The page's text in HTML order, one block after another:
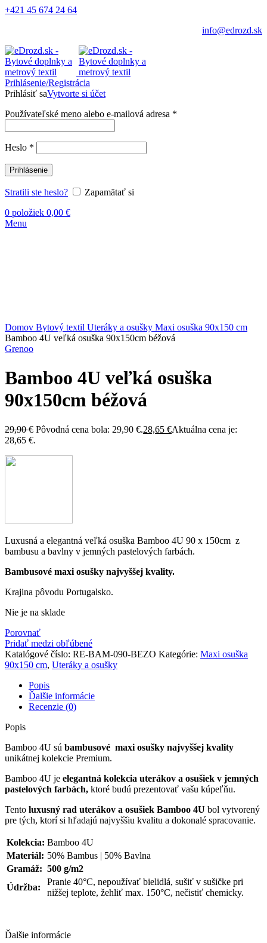
+421 45 674 24 64
info@edrozd.sk
Prihlásenie/Registrácia
Prihlásiť saVytvorte si účet
Používateľské meno alebo e-mailová adresa *
Heslo *
Prihlásenie
Stratili ste heslo?
Zapamätať si
0 položiek 0,00 €
Menu
Domov Bytový textil Uteráky a osušky Maxi osuška 90x150 cm
Bamboo 4U veľká osuška 90x150cm béžová
Grenoo
Bamboo 4U veľká osuška
90x150cm béžová
29,90€ Pôvodná cena bola: 29,90 €.28,65 €Aktuálna cena je:
28,65 €.
Luxusná a elegantná veľká osuška Bamboo 4U 90 x 150cm z
bambusu a bavlny v jemných pastelových farbách.
Bambusové maxi osušky najvyššej kvality.
Krajina pôvodu Portugalsko.
Nie je na sklade
Porovnať
Pridať medzi obľúbené
Katalógové číslo: RE-BAM-090-BEZO Kategórie: Maxi osuška
90x150 cm, Uteráky a osušky
Popis
Ďalšie informácie
Recenzie (0)
Popis
Bamboo 4U sú bambusové maxi osušky najvyššej kvality
unikátnej kolekcie Premium.
Bamboo 4U je elegantná kolekcia uterákov a osušiek v jemných
pastelových farbách, ktoré budú prezentovať vašu kúpeľňu.
Tento luxusný rad uterákov a osušiek Bamboo 4U bol vytvorený
pre tých, ktorí si hľadajú najvyššiu kvalitu a dokonalé spracovanie.
Kolekcia: Bamboo 4U
Materiál: 50% Bambus | 50% Bavlna
Gramáž: 500 g/m2
Údržba:
Pranie 40°C, nepoužívať bielidlá, sušiť v sušičke pri
nižšej teplote, žehliť max. 150°C, nečistiť chemicky.
Ďalšie informácie